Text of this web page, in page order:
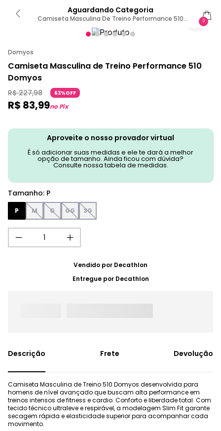
Aguardando Categoria
Camiseta Masculina De Treino Performance 510
Domyos P / Vermelho
0
Domyos
Camiseta Masculina de Treino Performance 510
Domyos
R$ 227,98 63%OFF
R$ 83,99no Pix
Aproveite o nosso provador virtual
É só adicionar suas medidas e ele te dará a melhor
opção de tamanho. Ainda ficou com dúvida?
Consulte nossa tabela de medidas.
Tamanho: P
P M G GG 3G
Vendido por Decathlon
Entregue por Decathlon
Frete Devolução
Camiseta Masculina de Treino 510 Domyos desenvolvida para
homens de nível avançado que buscam alta performance em
treinos intensos de fitness e cardio. Conforto e liberdade total. Com
tecido técnico ultraleve e respirável, a modelagem Slim Fit garante
secagem rápida e elasticidade superior para acompanhar cada
movimento.